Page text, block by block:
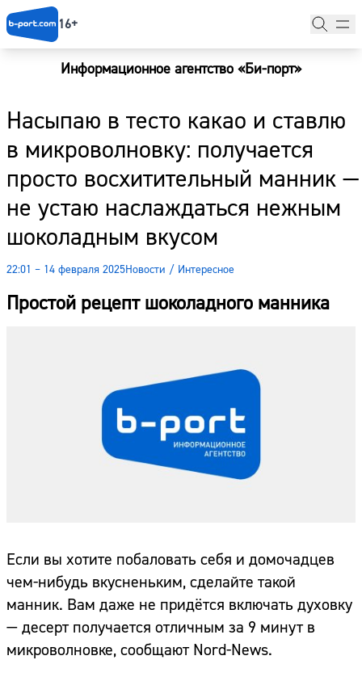
16+
Информационное агентство «Би-порт»
Насыпаю в тесто какао и ставлю
в микроволновку: получается
просто восхитительный манник —
не устаю наслаждаться нежным
шоколадным вкусом
22:01 – 14 февраля 2025Новости / Интересное
Простой рецепт шоколадного манника
Если вы хотите побаловать себя и домочадцев
чем-нибудь вкусненьким, сделайте такой
манник. Вам даже не придётся включать духовку
— десерт получается отличным за 9 минут в
микроволновке, сообщают Nord-News.
Новости
Наши гости
Фоторепортажи
Погода
Курсы валют